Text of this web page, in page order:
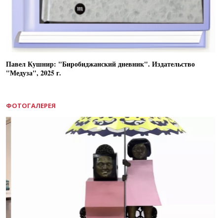
Павел Кушнир: "Биробиджанский дневник". Издательство
"Медуза", 2025 г.
ФОТОГАЛЕРЕЯ